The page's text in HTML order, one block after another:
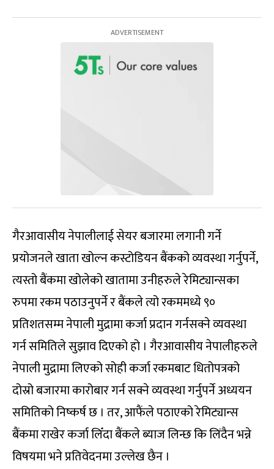
गैरआवासीय नेपालीलाई सेयर बजारमा लगानी गर्ने
प्रयोजनले खाता खोल्न कस्टोडियन बैंकको व्यवस्था गर्नुपर्ने,
त्यस्तो बैंकमा खोलेको खातामा उनीहरुले रेमिट्यान्सका
रुपमा रकम पठाउनुपर्ने र बैंकले त्यो रकममध्ये ९०
प्रतिशतसम्म नेपाली मुद्रामा कर्जा प्रदान गर्नसक्ने व्यवस्था
गर्न समितिले सुझाव दिएको हो । गैरआवासीय नेपालीहरुले
नेपाली मुद्रामा लिएको सोही कर्जा रकमबाट धितोपत्रको
दोस्रो बजारमा कारोबार गर्न सक्ने व्यवस्था गर्नुपर्ने अध्ययन
समितिको निष्कर्ष छ । तर, आफैंले पठाएको रेमिट्यान्स
बैंकमा राखेर कर्जा लिँदा बैंकले ब्याज लिन्छ कि लिंदैन भन्ने
विषयमा भने प्रतिवेदनमा उल्लेख छैन ।